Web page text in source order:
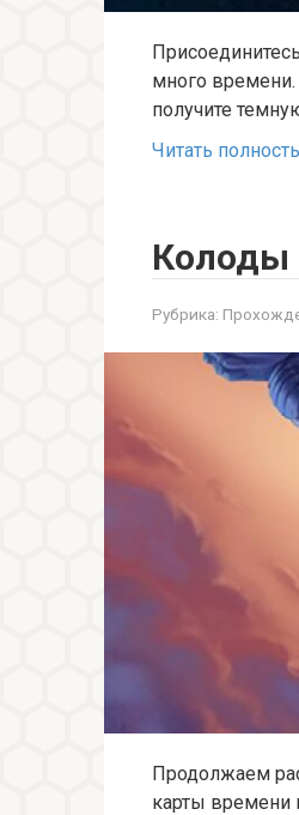
много времени.
получите
Читать
Колоды
Рубрика:
Продолжаем
карты времени